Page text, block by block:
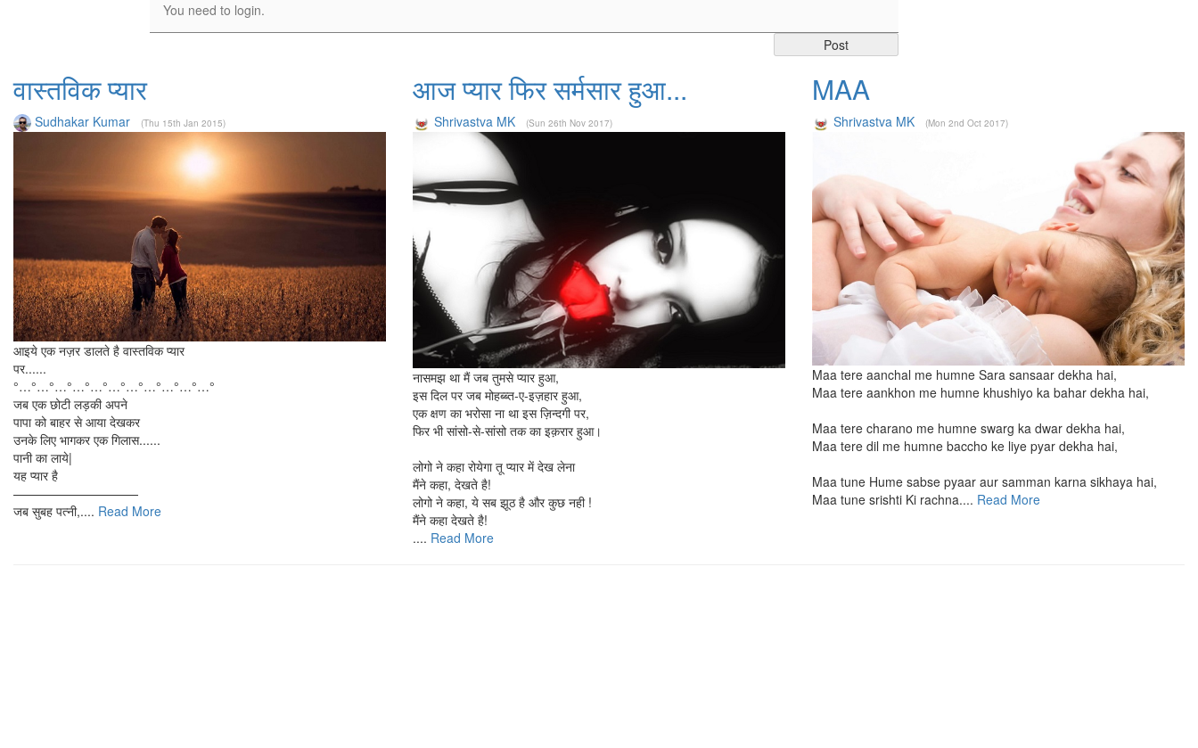
वास्तविक प्यार
Sudhakar Kumar (Thu 15th Jan 2015)
आइये एक नज़र डालते है वास्तविक प्यार
पर......
°…°…°…°…°…°…°…°…°…°…°…°
जब एक छोटी लड़की अपने
पापा को बाहर से आया देखकर
उनके लिए भागकर एक गिलास......
पानी का लाये|
यह प्यार है
——————————
जब सुबह पत्नी,.... Read More
आज प्यार फिर सर्मसार हुआ...
Shrivastva MK (Sun 26th Nov 2017)
नासमझ था मैं जब तुमसे प्यार हुआ,
इस दिल पर जब मोहब्ब्त-ए-इज़हार हुआ,
एक क्षण का भरोसा ना था इस ज़िन्दगी पर,
फिर भी सांसो-से-सांसो तक का इक़रार हुआ।
लोगो ने कहा रोयेगा तू प्यार में देख लेना
मैंने कहा, देखते है!
लोगो ने कहा, ये सब झूठ है और कुछ नही !
मैंने कहा देखते है!
.... Read More
MAA
Shrivastva MK (Mon 2nd Oct 2017)
Maa tere aanchal me humne Sara sansaar dekha hai,
Maa tere aankhon me humne khushiyo ka bahar dekha hai,
Maa tere charano me humne swarg ka dwar dekha hai,
Maa tere dil me humne baccho ke liye pyar dekha hai,
Maa tune Hume sabse pyaar aur samman karna sikhaya hai,
Maa tune srishti Ki rachna.... Read More